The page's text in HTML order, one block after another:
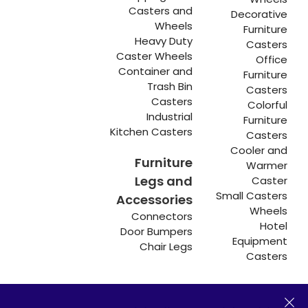
Decorative
Furniture
Casters
Office
Furniture
Casters
Colorful
Furniture
Casters
Cooler and
Warmer
Caster
Small Casters
Wheels
Hotel
Equipment
Casters
Casters and
Wheels
Heavy Duty
Caster Wheels
Container and
Trash Bin
Casters
Industrial
Kitchen Casters
Furniture
Legs and
Accessories
Connectors
Door Bumpers
Chair Legs